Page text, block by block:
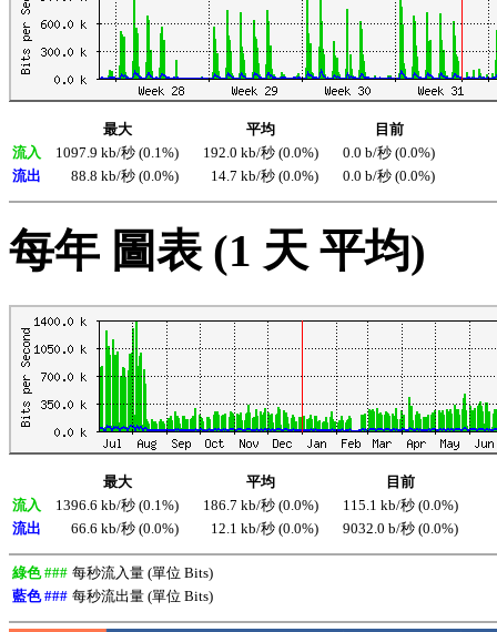
最大 平均
目前
流入
1097.9 kb/秒 (0.1%) 192.0 kb/秒 (0.0%)
0.0 b/秒 (0.0%)
流出
88.8 kb/秒 (0.0%) 14.7 kb/秒 (0.0%) 0.0 b/秒 (0.0%)
每年 圖表 (1 天 平均)
最大 平均
目前
流入
1396.6 kb/秒 (0.1%) 186.7 kb/秒 (0.0%)
115.1 kb/秒 (0.0%)
流出
66.6 kb/秒 (0.0%) 12.1 kb/秒 (0.0%) 9032.0 b/秒 (0.0%)
綠色 ### 每秒流入量 (單位 Bits)
藍色 ### 每秒流出量 (單位 Bits)